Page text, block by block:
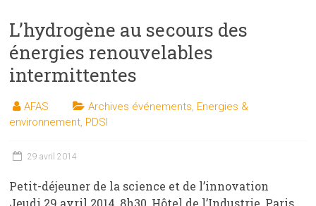
L’hydrogène au secours des
énergies renouvelables
intermittentes
AFAS Archives événements Energies &
environnement PDSI
29 avril 2014
Petit-déjeuner de la science et de l’innovation
Jeudi 29 avril 2014, 8h30, Hôtel de l’Industrie, Paris